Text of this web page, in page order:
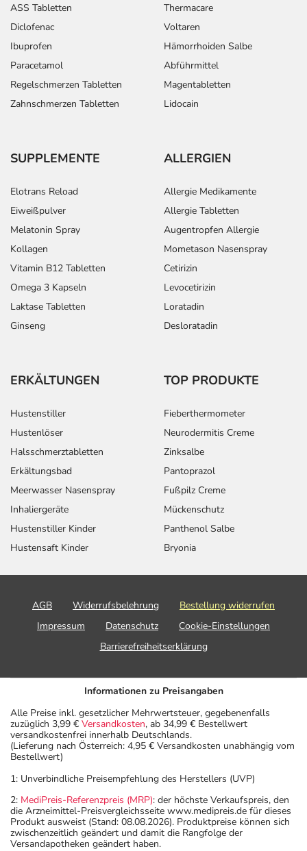
ASS Tabletten
Diclofenac
Ibuprofen
Paracetamol
Regelschmerzen Tabletten
Zahnschmerzen Tabletten
Thermacare
Voltaren
Hämorrhoiden Salbe
Abführmittel
Magentabletten
Lidocain
SUPPLEMENTE
Elotrans Reload
Eiweißpulver
Melatonin Spray
Kollagen
Vitamin B12 Tabletten
Omega 3 Kapseln
Laktase Tabletten
Ginseng
ALLERGIEN
Allergie Medikamente
Allergie Tabletten
Augentropfen Allergie
Mometason Nasenspray
Cetirizin
Levocetirizin
Loratadin
Desloratadin
ERKÄLTUNGEN
Hustenstiller
Hustenlöser
Halsschmerztabletten
Erkältungsbad
Meerwasser Nasenspray
Inhaliergeräte
Hustenstiller Kinder
Hustensaft Kinder
TOP PRODUKTE
Fieberthermometer
Neurodermitis Creme
Zinksalbe
Pantoprazol
Fußpilz Creme
Mückenschutz
Panthenol Salbe
Bryonia
AGB Widerrufsbelehrung
Bestellung widerrufen
Impressum
Datenschutz
Cookie-Einstellungen
Barrierefreiheitserklärung
Informationen zu Preisangaben
Alle Preise inkl. gesetzlicher Mehrwertsteuer, gegebenenfalls
zuzüglich 3,99 € Versandkosten, ab 34,99 € Bestellwert
versandkostenfrei innerhalb Deutschlands.
(Lieferung nach Österreich: 4,95 € Versandkosten unabhängig vom
Bestellwert)
1: Unverbindliche Preisempfehlung des Herstellers (UVP)
2: MediPreis-Referenzpreis (MRP): der höchste Verkaufspreis, den
die Arzneimittel-Preisvergleichsseite www.medipreis.de für dieses
Produkt ausweist (Stand: 08.08.2026). Produktpreise können sich
zwischenzeitlich geändert und damit die Rangfolge der
Versandapotheken geändert haben.